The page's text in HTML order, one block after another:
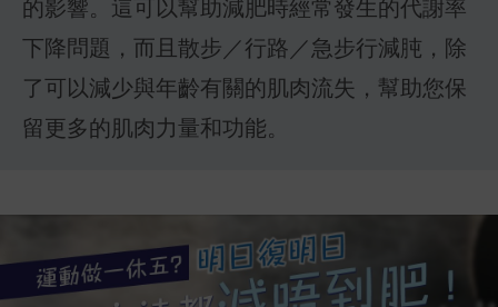
的影響。這可以幫助減肥時經常發生的代謝率
下降問題，而且散步／行路／急步行減肫，除
了可以減少與年齡有關的肌肉流失，幫助您保
留更多的肌肉力量和功能。